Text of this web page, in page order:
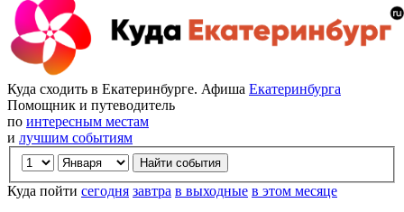
Куда сходить в Екатеринбурге. Афиша Екатеринбурга
Помощник и путеводитель
по интересным местам
и лучшим событиям
Куда пойти сегодня завтра в выходные в этом месяце